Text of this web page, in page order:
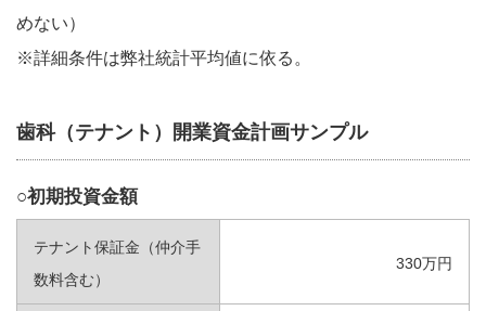
めない）
※詳細条件は弊社統計平均値に依る。
歯科（テナント）開業資金計画サンプル
○初期投資金額
テナント保証金（仲介手
数料含む）
330万円